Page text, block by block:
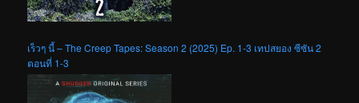
เร็วๆ นี้ – The Creep Tapes: Season 2 (2025) Ep. 1-3 เทปสยอง ซีซัน 2
ตอนที่ 1-3